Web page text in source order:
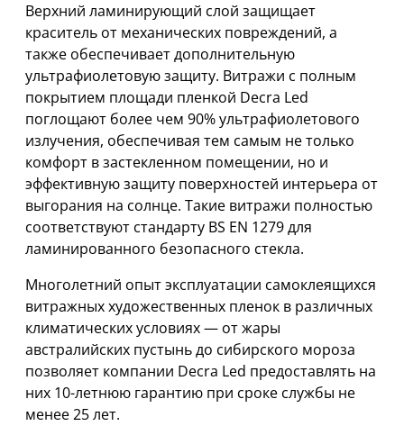
Верхний ламинирующий слой защищает
краситель от механических повреждений, а
также обеспечивает дополнительную
ультрафиолетовую защиту. Витражи с полным
покрытием площади пленкой Decra Led
поглощают более чем 90% ультрафиолетового
излучения, обеспечивая тем самым не только
комфорт в застекленном помещении, но и
эффективную защиту поверхностей интерьера от
выгорания на солнце. Такие витражи полностью
соответствуют стандарту BS EN 1279 для
ламинированного безопасного стекла.
Многолетний опыт эксплуатации самоклеящихся
витражных художественных пленок в различных
климатических условиях — от жары
австралийских пустынь до сибирского мороза
позволяет компании Decra Led предоставлять на
них 10-летнюю гарантию при сроке службы не
менее 25 лет.